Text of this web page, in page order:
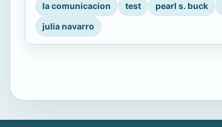
la comunicacion test pearl s. buck
julia navarro